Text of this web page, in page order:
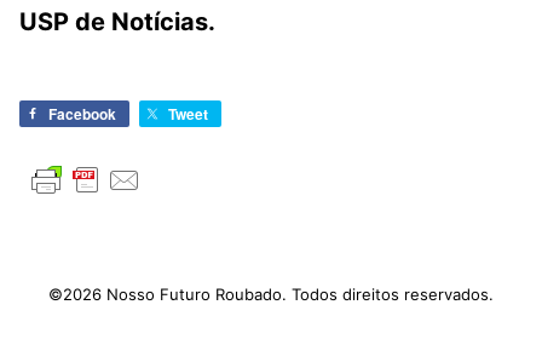
USP de Notícias.
Facebook Tweet
©2026 Nosso Futuro Roubado. Todos direitos reservados.